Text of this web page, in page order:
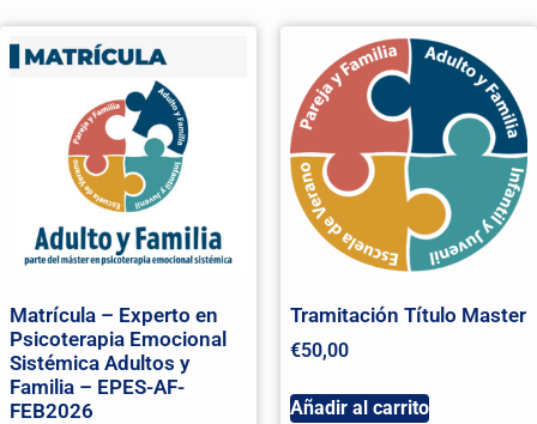
Matrícula – Experto en
Psicoterapia Emocional
Sistémica Adultos y
Familia – EPES-AF-
FEB2026
Tramitación Título Master
€50,00
Añadir al carrito